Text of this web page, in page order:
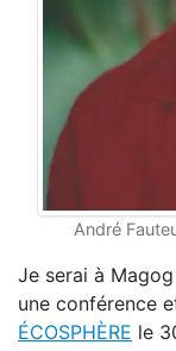
André
Je serai à
une conférence
ÉCOSPHÈRE le